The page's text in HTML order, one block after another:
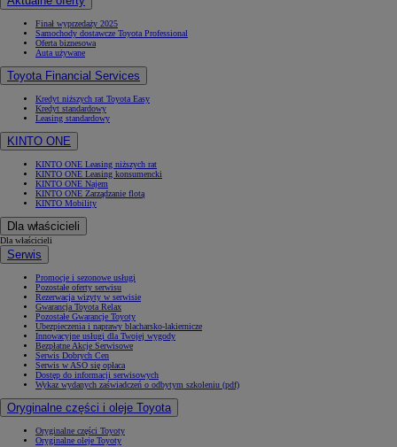
Finał wyprzedaży 2025
Samochody dostawcze Toyota Professional
Oferta biznesowa
Auta używane
Toyota Financial Services
Kredyt niższych rat Toyota Easy
Kredyt standardowy
Leasing standardowy
KINTO ONE
KINTO ONE Leasing niższych rat
KINTO ONE Leasing konsumencki
KINTO ONE Najem
KINTO ONE Zarządzanie flotą
KINTO Mobility
Dla właścicieli
Dla właścicieli
Serwis
Promocje i sezonowe usługi
Pozostałe oferty serwisu
Rezerwacja wizyty w serwisie
Gwarancja Toyota Relax
Pozostałe Gwarancje Toyoty
Ubezpieczenia i naprawy blacharsko-lakiernicze
Innowacyjne usługi dla Twojej wygody
Bezpłatne Akcje Serwisowe
Serwis Dobrych Cen
Serwis w ASO się opłaca
Dostęp do informacji serwisowych
Wykaz wydanych zaświadczeń o odbytym szkoleniu (pdf)
Oryginalne części i oleje Toyota
Oryginalne części Toyoty
Oryginalne oleje Toyoty